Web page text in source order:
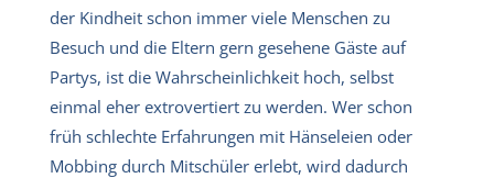
der Kindheit schon immer viele Menschen zu
Besuch und die Eltern gern gesehene Gäste auf
Partys, ist die Wahrscheinlichkeit hoch, selbst
einmal eher extrovertiert zu werden. Wer schon
früh schlechte Erfahrungen mit Hänseleien oder
Mobbing durch Mitschüler erlebt, wird dadurch